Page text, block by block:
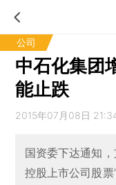
公司
中石化集团
能止跌
2015年07月08日
国资委下达通知
控股上市公司股